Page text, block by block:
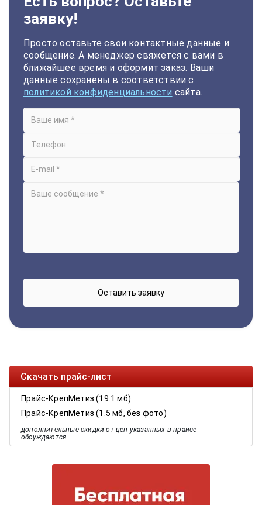
заявку!
Просто оставьте свои контактные данные и
сообщение. А менеджер свяжется с вами в
ближайшее время и оформит заказ. Ваши
данные сохранены в соответствии с
политикой конфиденциальности сайта.
Скачать прайс-лист
Прайс-КрепМетиз (19.1 мб)
Прайс-КрепМетиз (1.5 мб, без фото)
дополнительные скидки от цен указанных в прайсе
обсуждаются.